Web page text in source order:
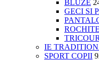
BLUZE
GECI SI
IE
SPORT COPII